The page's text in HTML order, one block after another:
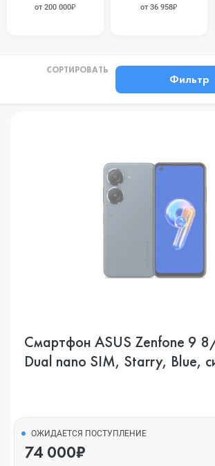
от 200 000₽ от 36 958₽
СОРТИРОВАТЬ
Фильтр
Смартфон ASUS Zenfone 9
Dual nano SIM, Starry, Blue,
ОЖИДАЕТСЯ ПОСТУПЛЕНИЕ
74 000₽